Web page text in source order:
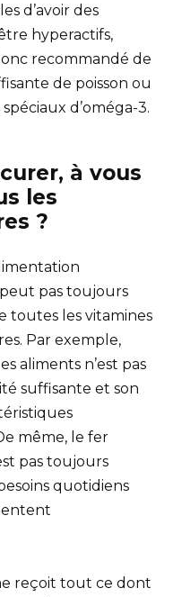
d’avoir des
hyperactifs,
recommandé de
de poisson ou
d’oméga-3.
à vous
les
?
pas toujours
toutes les vitamines
Par exemple,
aliments n’est pas
suffisante et son
même, le fer
pas toujours
quotidiens
reçoit tout ce dont